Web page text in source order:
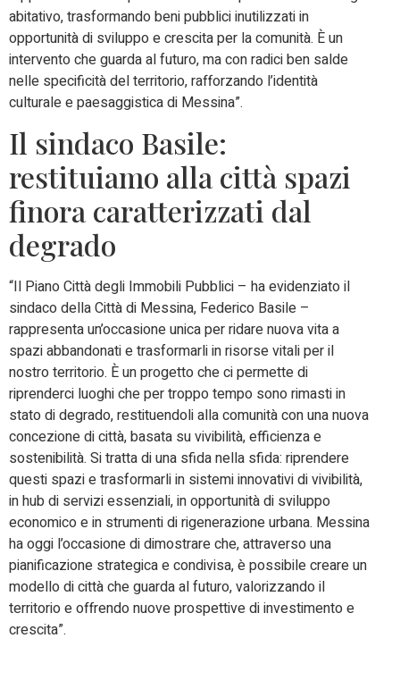
abitativo, trasformando beni pubblici inutilizzati in
opportunità di sviluppo e crescita per la comunità. È un
intervento che guarda al futuro, ma con radici ben salde
nelle specificità del territorio, rafforzando l’identità
culturale e paesaggistica di Messina”.
Il sindaco Basile:
restituiamo alla città spazi
finora caratterizzati dal
degrado
“Il Piano Città degli Immobili Pubblici – ha evidenziato il
sindaco della Città di Messina, Federico Basile –
rappresenta un’occasione unica per ridare nuova vita a
spazi abbandonati e trasformarli in risorse vitali per il
nostro territorio. È un progetto che ci permette di
riprenderci luoghi che per troppo tempo sono rimasti in
stato di degrado, restituendoli alla comunità con una nuova
concezione di città, basata su vivibilità, efficienza e
sostenibilità. Si tratta di una sfida nella sfida: riprendere
questi spazi e trasformarli in sistemi innovativi di vivibilità,
in hub di servizi essenziali, in opportunità di sviluppo
economico e in strumenti di rigenerazione urbana. Messina
ha oggi l’occasione di dimostrare che, attraverso una
pianificazione strategica e condivisa, è possibile creare un
modello di città che guarda al futuro, valorizzando il
territorio e offrendo nuove prospettive di investimento e
crescita”.